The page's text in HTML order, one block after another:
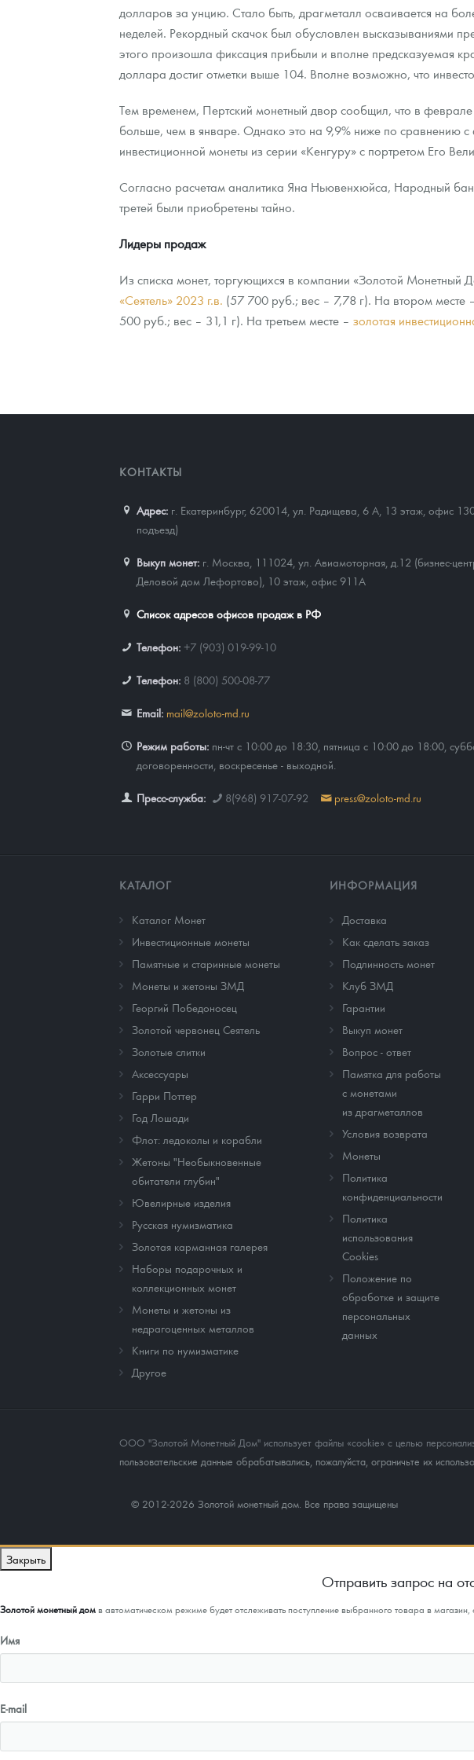
Золотой червонец Сеятель
Гарри Поттер
Флот: ледоколы и корабли
Жетоны "Необыкновенные обитатели глубин"
Ювелирные изделия
Монеты и жетоны из недрагоценных металлов
Выкуп монет
Памятка для работы с монетами из драгметаллов
Условия возврата
Политика конфиденциальности
Политика использования Cookies
Положение по обработке и защите персональных данных
Распродажа монет и жетонов
Итоги 2025 года. Прогноз курсов золота, серебра, платины на 2026 год
Cтатьи
Георгий Победоносец - динамика цен
Курс золота и серебра
Контакты
Наши преимущества
Письмо директору
долларов за унцию. Стало быть, драгметалл осваивается на
неделей. Рекордный скачок был обусловлен высказываниями
этого произошла фиксация прибыли и вполне предсказуемая
доллара достиг отметки выше 104. Вполне возможно, что
Тем временем, Пертский монетный двор сообщил, что в
больше, чем в январе. Однако это на 9,9% ниже по сравнению
инвестиционной монеты из серии «Кенгуру» с портретом Его
Согласно расчетам аналитика Яна Ньювенхюйса, Народный
третей были приобретены тайно.
Лидеры продаж
Из списка монет, торгующихся в компании «Золотой
«Сеятель» 2023 г.в. (57 700 руб.; вес – 7,78 г). На втором месте –
500 руб.; вес – 31,1 г). На третьем месте – золотая
КОНТАКТЫ
Адрес: г. Екатеринбург, 620014 ул. Радищева, 6 А, 13 этаж, офис
подъезд)
Выкуп монет: г. Москва, 111024, ул. Авиамоторная, д.12 (бизнес-
Деловой дом Лефортово), 10 этаж, офис 911А
Список адресов офисов продаж в РФ
Телефон: +7 (903) 019-99-10
Телефон: 8 (800) 500-08-77
Email: mail@zoloto-md.ru
Режим работы: пн-чт с 10:00 до 18:30, пятница с 10:00 до 18:00,
договоренности, воскресенье - выходной.
Пресс-служба: 8(968) 917-07-92 press@zoloto-md.ru
КАТАЛОГ
Каталог Монет
Инвестиционные монеты
Памятные и старинные монеты
Монеты и жетоны ЗМД
Георгий Победоносец
Золотой червонец Сеятель
Золотые слитки
Аксессуары
Гарри Поттер
Год Лошади
Флот: ледоколы и корабли
Жетоны "Необыкновенные
обитатели глубин"
Ювелирные изделия
Русская нумизматика
Золотая карманная галерея
Наборы подарочных и
коллекционных монет
Монеты и жетоны из
недрагоценных металлов
Книги по нумизматике
Другое
ИНФОРМАЦИЯ
Доставка
Как сделать заказ
Подлинность монет
Клуб ЗМД
Гарантии
Выкуп монет
Вопрос - ответ
Памятка для работы
с монетами
из драгметаллов
Условия возврата
Монеты
Политика
конфиденциальности
Политика
использования
Cookies
Положение по
обработке и защите
персональных
данных
ООО "Золотой Монетный Дом" использует файлы «cookie» с целью
пользовательские данные обрабатывались, пожалуйста, ограничьте их
© 2012-2026 Золотой монетный дом. Все права защищены
Закрыть
Отправить запрос на
Золотой монетный домв автоматическом режиме будет отслеживать поступление выбранного товара в
Имя
E-mail